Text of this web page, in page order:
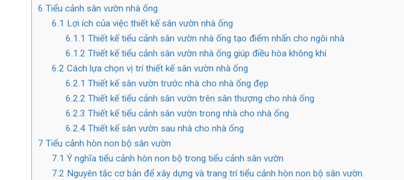
6 Tiểu cảnh sân vườn nhà ống
6.1 Lợi ích của việc thiết kế sân vườn nhà ống
6.1.1 Thiết kế tiểu cảnh sân vườn nhà ống tạo điểm nhấn cho ngôi nhà
6.1.2 Thiết kế tiểu cảnh sân vườn nhà ống giúp điều hòa không khí
6.2 Cách lựa chọn vị trí thiết kế sân vườn nhà ống
6.2.1 Thiết kế sân vườn trước nhà cho nhà ống đẹp
6.2.2 Thiết kế tiểu cảnh sân vườn trên sân thượng cho nhà ống
6.2.3 Thiết kế tiểu cảnh sân vườn trong nhà cho nhà ống
6.2.4Thiết kế sân vườn sau nhà cho nhà ống
7 Tiểu cảnh hòn non bộ sân vườn
7.1 Ý nghĩa tiểu cảnh hòn non bộ trong tiểu cảnh sân vườn
7.2 Nguyên tắc cơ bản để xây dựng và trang trí tiểu cảnh hòn non bộ sân vườn